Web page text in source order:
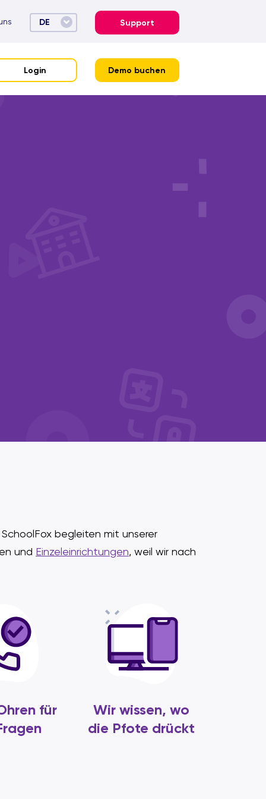
DE Support
Login Demo buchen
begleiten mit unserer
und Einzeleinrichtungen, weil wir nach
für
Wir wissen, wo
die Pfote drückt